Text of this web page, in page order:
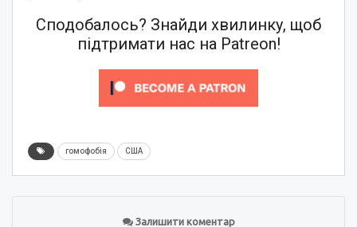
Сподобалось? Знайди хвилинку, щоб
підтримати нас на Patreon!
гомофобія США
Залишити коментар